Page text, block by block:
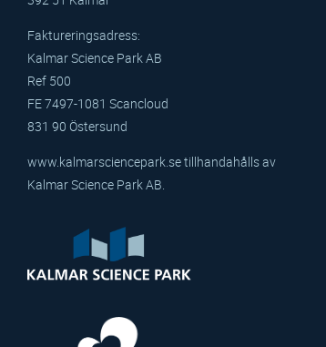
Faktureringsadress:
Kalmar Science Park AB
Ref 500
FE 7497-1081 Scancloud
831 90 Östersund
www.kalmarsciencepark.se tillhandahålls av
Kalmar Science Park AB.